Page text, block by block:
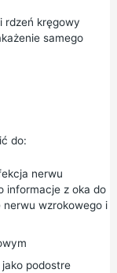
rdzeń kręgowy
samego
do:
nerwu
informacje z oka do
nerwu wzrokowego i
jako podostre